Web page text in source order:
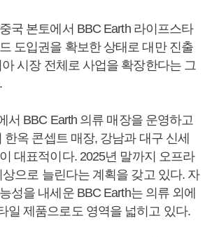
국 본토에서 BBC Earth 라이프스타
도입권을 확보한 상태로 대만 진출
시장 전체로 사업을 확장한다는 그
서 BBC Earth 의류 매장을 운영하고
한옥 콘셉트 매장, 강남과 대구 신세
대표적이다. 2025년 말까지 오프라
으로 늘린다는 계획을 갖고 있다. 자
성을 내세운 BBC Earth는 의류 외에
일 제품으로도 영역을 넓히고 있다.